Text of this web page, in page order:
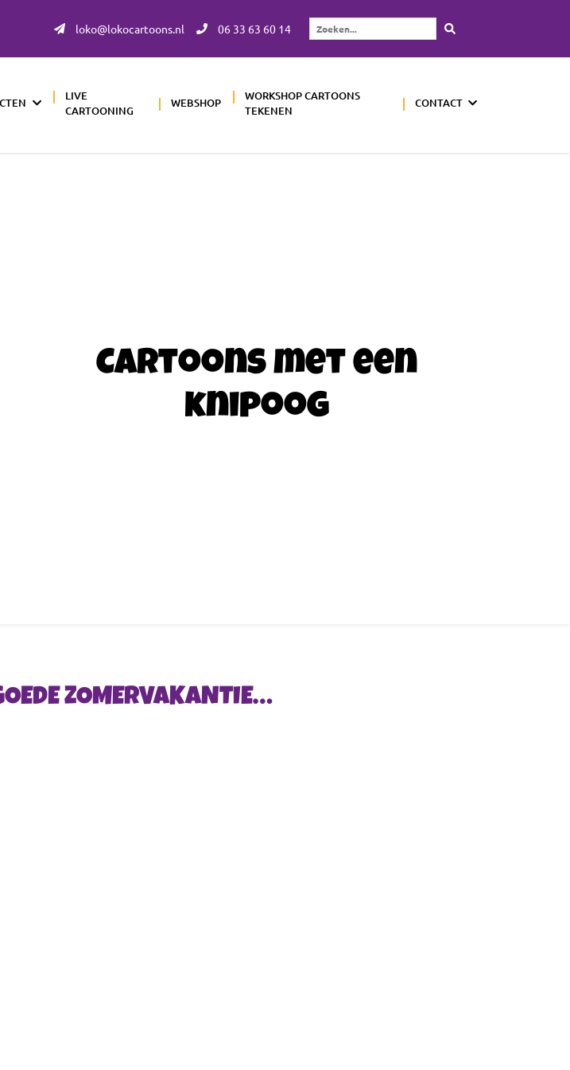
loko@lokocartoons.nl 06 33 63 60 14
Zoeken...
LIVE
CARTOONING
WEBSHOP
WORKSHOP CARTOONS
TEKENEN
CONTACT
Cartoons met een
knipoog
ZOMERVAKANTIE…